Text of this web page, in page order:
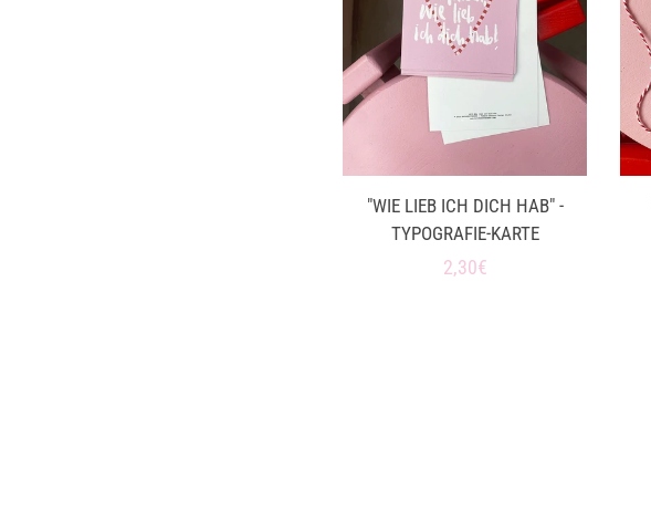
"WIE LIEB ICH DICH HAB" -
TYPOGRAFIE-KARTE
Normaler
2,30€